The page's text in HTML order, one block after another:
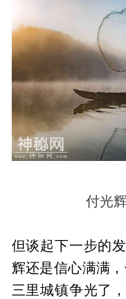
付光
但谈起下一步的
辉还是信心满满
三里城镇争光了